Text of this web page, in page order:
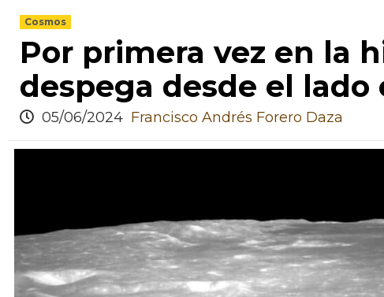
Cosmos
Por primera vez en la
despega desde el
05/06/2024 Francisco Andrés Forero Daza